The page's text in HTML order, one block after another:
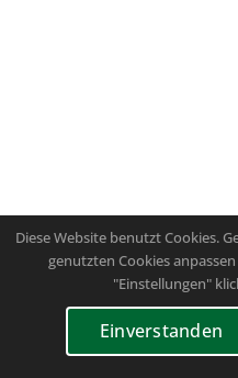
Diese Website benutzt Cookies.
genutzten Cookies
"Einstellungen"
Einverstanden